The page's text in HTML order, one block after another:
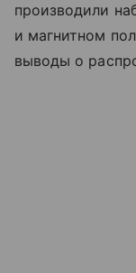
производили
и магнитном
выводы о